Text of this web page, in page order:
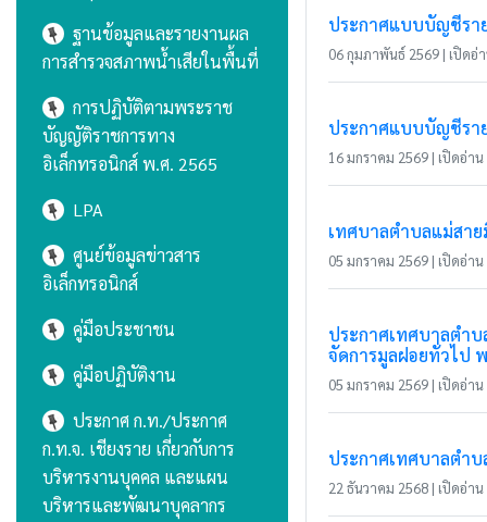
ฐานข้อมูลและรายงานผล
การสำรวจสภาพน้ำเสียในพื้นที่
การปฏิบัติตามพระราช
บัญญัติราชการทาง
อิเล็กทรอนิกส์ พ.ศ. 2565
LPA
ศูนย์ข้อมูลข่าวสาร
อิเล็กทรอนิกส์
คู่มือประชาชน
คู่มือปฏิบัติงาน
ประกาศ ก.ท./ประกาศ
ก.ท.จ. เชียงราย เกี่ยวกับการ
บริหารงานบุคคล และแผน
บริหารและพัฒนาบุคลากร
ประกาศแบบบัญชีรา
06 กุมภาพันธ์ 2569 | เปิดอ่
ประกาศแบบบัญชีรา
16 มกราคม 2569 | เปิดอ่าน
เทศบาลตำบลแม่สา
05 มกราคม 2569 | เปิดอ่าน
ประกาศเทศบาลตำ
จัดการมูลฝอยทั่วไป
05 มกราคม 2569 | เปิดอ่าน
ประกาศเทศบาลตำ
22 ธันวาคม 2568 | เปิดอ่าน